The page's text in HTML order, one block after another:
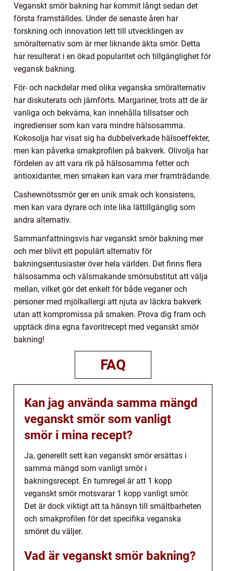
Veganskt smör bakning har kommit långt sedan det
första framställdes. Under de senaste åren har
forskning och innovation lett till utvecklingen av
smöralternativ som är mer liknande äkta smör. Detta
har resulterat i en ökad popularitet och tillgänglighet för
vegansk bakning.
För- och nackdelar med olika veganska smöralternativ
har diskuterats och jämförts. Margariner, trots att de är
vanliga och bekväma, kan innehålla tillsatser och
ingredienser som kan vara mindre hälsosamma.
Kokosolja har visat sig ha dubbelverkade hälsoeffekter,
men kan påverka smakprofilen på bakverk. Olivolja har
fördelen av att vara rik på hälsosamma fetter och
antioxidanter, men smaken kan vara mer framträdande.
Cashewnötssmör ger en unik smak och konsistens,
men kan vara dyrare och inte lika lättillgänglig som
andra alternativ.
Sammanfattningsvis har veganskt smör bakning mer
och mer blivit ett populärt alternativ för
bakningsentusiaster över hela världen. Det finns flera
hälsosamma och välsmakande smörsubstitut att välja
mellan, vilket gör det enkelt för både veganer och
personer med mjölkallergi att njuta av läckra bakverk
utan att kompromissa på smaken. Prova dig fram och
upptäck dina egna favoritrecept med veganskt smör
bakning!
FAQ
Kan jag använda samma mängd
veganskt smör som vanligt
smör i mina recept?
Ja, generellt sett kan veganskt smör ersättas i
samma mängd som vanligt smör i
bakningsrecept. En tumregel är att 1 kopp
veganskt smör motsvarar 1 kopp vanligt smör.
Det är dock viktigt att ta hänsyn till smältbarheten
och smakprofilen för det specifika veganska
smöret du väljer.
Vad är veganskt smör bakning?